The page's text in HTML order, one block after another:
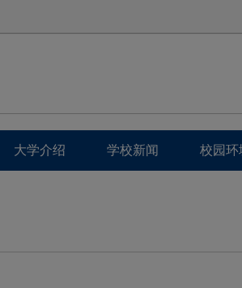
大学介绍 学校新闻 校园环